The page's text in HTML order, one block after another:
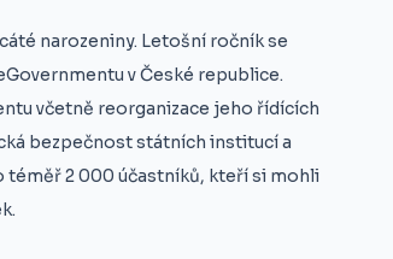
narozeniny. Letošní ročník se
v České republice.
včetně reorganizace jeho řídících
bezpečnost státních institucí a
2 000 účastníků, kteří si mohli